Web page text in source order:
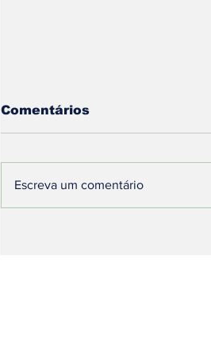
Comentários
Escreva um comentário